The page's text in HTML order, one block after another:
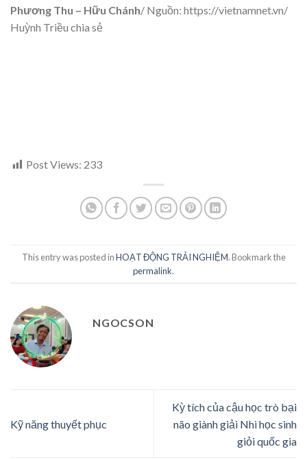
Phương Thu – Hữu Chánh/ Nguồn: https://vietnamnet.vn/
Huỳnh Triều chia sẻ
Post Views: 233
This entry was posted inHOẠT ĐỘNG TRẢI NGHIỆM. Bookmark the
permalink.
NGOCSON
Kỹ năng thuyết phục
Kỳ tích của cậu học trò bại
não giành giải Nhì học sinh
giỏi quốc gia